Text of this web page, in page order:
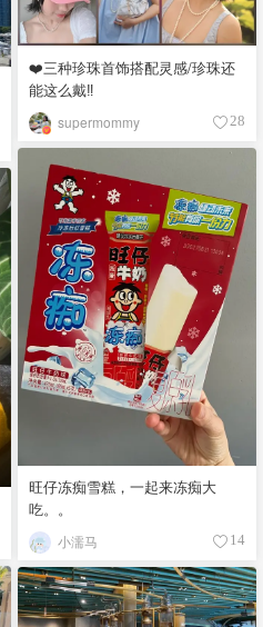
❤️三种珍珠首饰搭配灵感/珍珠还
能这么戴‼️
supermommy 28
旺仔冻痴雪糕，一起来冻痴大
吃。。
小濡马 14